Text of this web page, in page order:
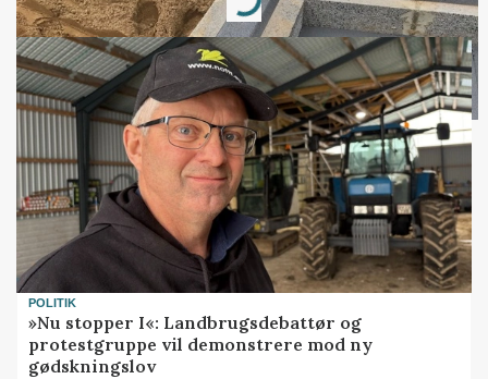
POLITIK
»Nu stopper I«: Landbrugsdebattør og
protestgruppe vil demonstrere mod ny
gødskningslov